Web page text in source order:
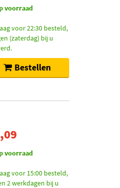
voorraad
voor 22:30 besteld,
(zaterdag) bij u
Bestellen
voorraad
voor 15:00 besteld,
2 werkdagen bij u